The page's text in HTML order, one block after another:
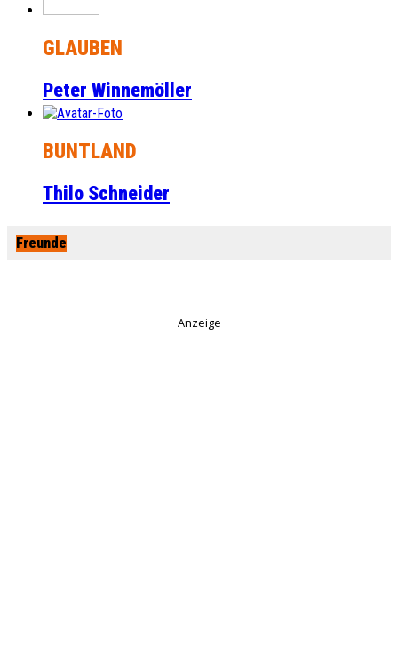
GLAUBEN
Peter Winnemöller
BUNTLAND
Thilo Schneider
Freunde
Anzeige